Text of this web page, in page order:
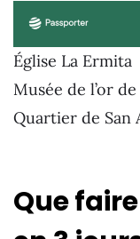
Église La Ermita
Musée de l’or
Quartier de San
Que